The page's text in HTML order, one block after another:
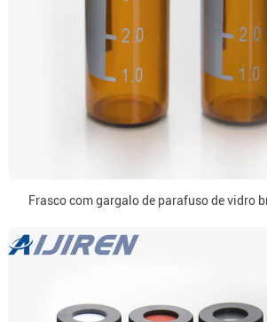
Frasco com gargalo de parafuso de vidro